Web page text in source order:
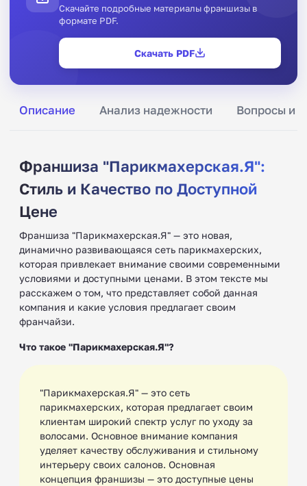
Описание Анализ надежности Вопросы и
Франшиза "Парикмахерская.Я":
Стиль и Качество по Доступной
Цене
Франшиза "Парикмахерская.Я" — это новая,
динамично развивающаяся сеть парикмахерских,
которая привлекает внимание своими современными
условиями и доступными ценами. В этом тексте мы
расскажем о том, что представляет собой данная
компания и какие условия предлагает своим
франчайзи.
Что такое "Парикмахерская.Я"?
"Парикмахерская.Я" — это сеть
парикмахерских, которая предлагает своим
клиентам широкий спектр услуг по уходу за
волосами. Основное внимание компания
уделяет качеству обслуживания и стильному
интерьеру своих салонов. Основная
концепция франшизы — это доступные цены
Скачайте подробные материалы франшизы в
формате PDF.
Скачать PDF